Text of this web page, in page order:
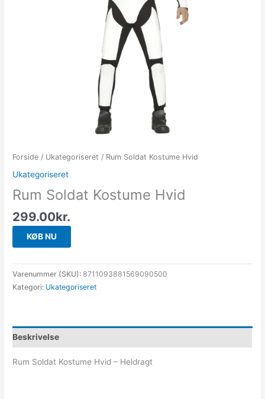
Forside / Ukategoriseret / Rum Soldat Kostume Hvid
Ukategoriseret
Rum Soldat Kostume Hvid
299.00kr.
KØB NU
Varenummer (SKU):8711093881569090500
Kategori: Ukategoriseret
Beskrivelse
Rum Soldat Kostume Hvid – Heldragt